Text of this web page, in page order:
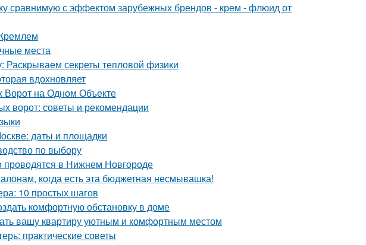
сравнимую с эффектом зарубежных брендов - крем - флюид от
места
Раскрываем секреты тепловой физики
вдохновляет
Ворот на Одном Объекте
ворот: советы и рекомендации
даты и площадки
по выбору
проводятся в Нижнем Новгороде
когда есть эта бюджетная несмывашка!
10 простых шагов
комфортную обстановку в доме
вашу квартиру уютным и комфортным местом
практические советы